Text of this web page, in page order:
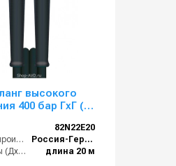
высокого
400 бар ГхГ (20
82N22E20
Страна-производитель:
Россия-Германия
Габариты (ДхШхВ):
длина 20 м